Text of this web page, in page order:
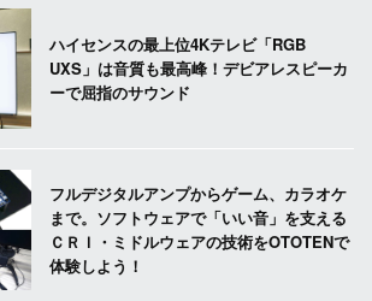
ハイセンスの最上位4Kテレビ「RGB
UXS」は音質も最高峰！デビアレスピーカ
ーで屈指のサウンド
フルデジタルアンプからゲーム、カラオケ
まで。ソフトウェアで「いい音」を支える
ＣＲＩ・ミドルウェアの技術をOTOTENで
体験しよう！